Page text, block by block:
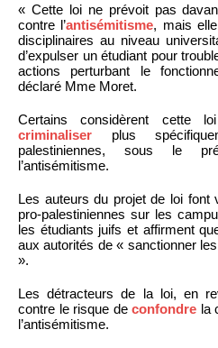
« Cette loi ne prévoit pas
contre l’antisémitisme, mais
disciplinaires au niveau
d’expulser un étudiant pour
actions perturbant le
déclaré Mme Moret.
Certains considèrent cette
criminaliser plus
palestiniennes, sous le
l’antisémitisme.
Les auteurs du projet de loi font
pro-palestiniennes sur les
les étudiants juifs et affirment
aux autorités de « sanctionner
».
Les détracteurs de la loi, en
contre le risque deconfondre la
l’antisémitisme.